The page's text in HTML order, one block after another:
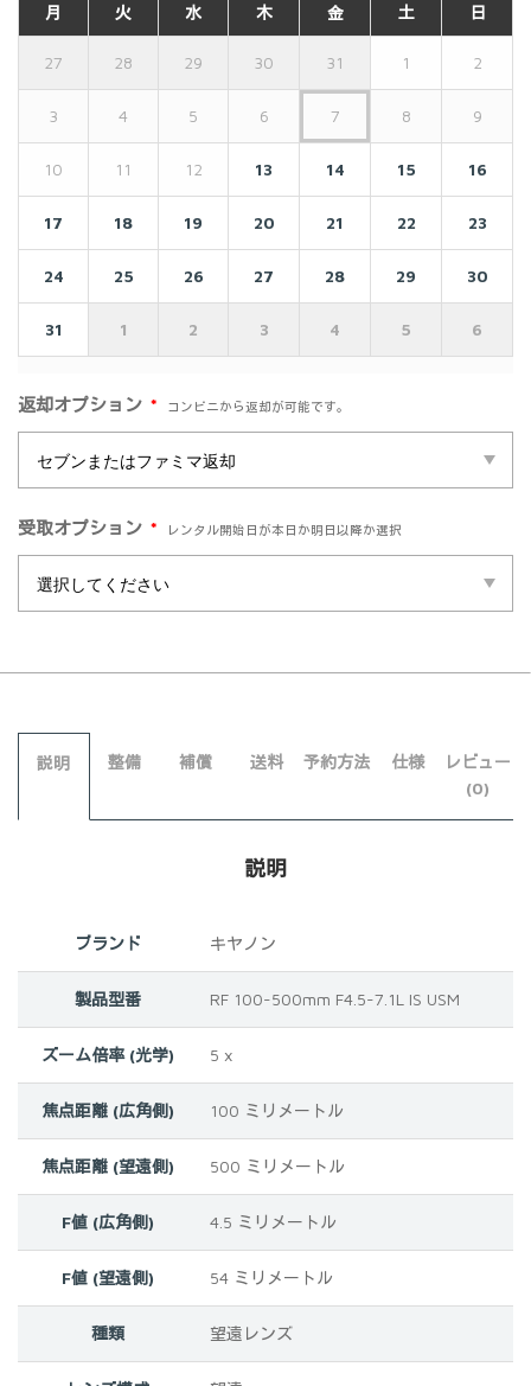
月 火 水 木 金 土 日
27 28 29 30 31 1 2
3 4 5 6 7 8 9
10 11 12 13 14 15 16
17 18 19 20 21 22 23
24 25 26 27 28 29 30
31 1 2 3 4 5 6
返却オプション * コンビニから返却が可能です。
受取オプション * レンタル開始日が本日か明日以降か選択
説明 整備 補償 送料 予約方法 仕様
レビュー
(0)
説明
ブランド ‎キヤノン
製品型番 ‎RF 100-500mm F4.5-7.1L IS USM
ズーム倍率 (光学) ‎5 x
焦点距離 (広角側) ‎100 ミリメートル
焦点距離 (望遠側) ‎500 ミリメートル
F値 (広角側) ‎4.5 ミリメートル
F値 (望遠側) ‎54 ミリメートル
種類 ‎望遠レンズ